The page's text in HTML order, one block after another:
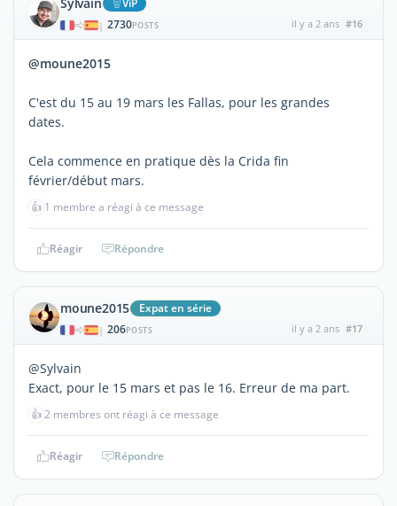
ViP
| 2730POSTS il y a 2 ans #16
@moune2015
C'est du 15 au 19 mars les Fallas, pour les grandes
dates.
Cela commence en pratique dès la Crida fin
février/début mars.
👍 1 membre a réagi à ce message
Réagir Répondre
moune2015 Expat en série
| 206POSTS il y a 2 ans #17
@Sylvain
Exact, pour le 15 mars et pas le 16. Erreur de ma part.
👍2 membres ont réagi à ce message
Réagir Répondre